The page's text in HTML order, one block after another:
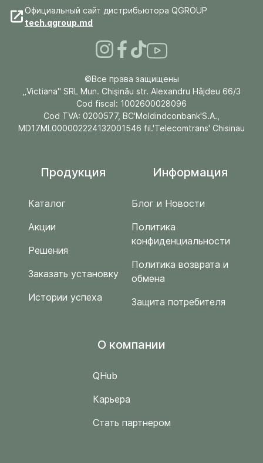
Официальный сайт дистрибьютора QGROUP
tech.qgroup.md
©Все права защищены
„Victiana" SRL Mun. Chişinău str. Alexandru Hâjdeu 66/3
Cod fiscal: 1002600028096
Cod TVA: 0200577, BC'Moldindconbank'S.A.,
MD17ML000002224132001546 fil.'Telecomtrans' Chisinau
Продукция
Каталог
Акции
Решения
Заказать установку
Истории успеха
Информация
Блог и Новости
Политика
конфиденциальности
Политика возврата и
обмена
Защита потребителя
O компании
QHub
Карьера
Стать партнером